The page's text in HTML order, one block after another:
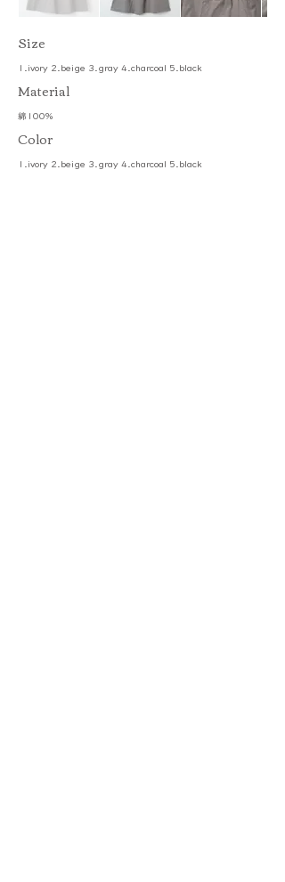
​Size
1.ivory 2.beige 3.gray 4.charcoal 5.black
​Material
綿100%
Color
1.ivory 2.beige 3.gray 4.charcoal 5.black